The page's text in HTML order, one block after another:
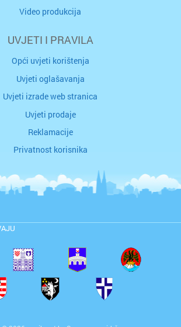
Video produkcija
UVJETI I PRAVILA
Opći uvjeti korištenja
Uvjeti oglašavanja
Uvjeti izrade web stranica
Uvjeti prodaje
Reklamacije
Privatnost korisnika